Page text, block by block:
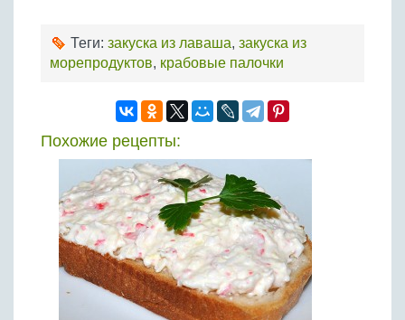
Теги: закуска из лаваша, закуска из
морепродуктов, крабовые палочки
Похожие рецепты: